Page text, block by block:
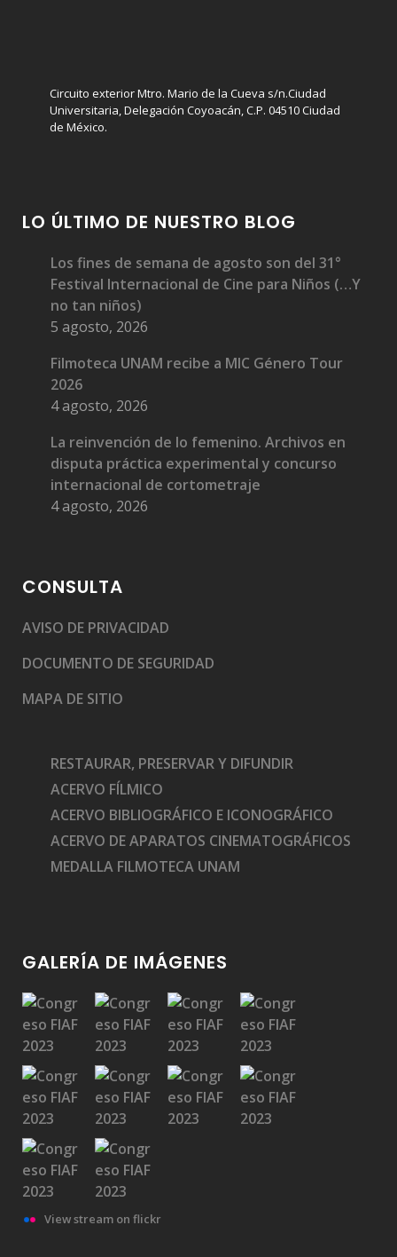
Circuito exterior Mtro. Mario de la Cueva s/n.Ciudad
Universitaria, Delegación Coyoacán, C.P. 04510 Ciudad
de México.
LO ÚLTIMO DE NUESTRO BLOG
Los fines de semana de agosto son del 31°
Festival Internacional de Cine para Niños (…Y
no tan niños)
5 agosto, 2026
Filmoteca UNAM recibe a MIC Género Tour
2026
4 agosto, 2026
La reinvención de lo femenino. Archivos en
disputa práctica experimental y concurso
internacional de cortometraje
4 agosto, 2026
CONSULTA
AVISO DE PRIVACIDAD
DOCUMENTO DE SEGURIDAD
MAPA DE SITIO
RESTAURAR, PRESERVAR Y DIFUNDIR
ACERVO FÍLMICO
ACERVO BIBLIOGRÁFICO E ICONOGRÁFICO
ACERVO DE APARATOS CINEMATOGRÁFICOS
MEDALLA FILMOTECA UNAM
GALERÍA DE IMÁGENES
View stream on flickr